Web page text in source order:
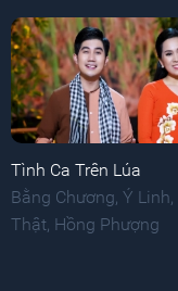
Tình Ca Trên Lúa
Bằng Chương Ý Linh
Thật Hồng Phượng